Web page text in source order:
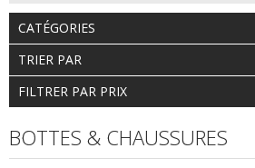
CATÉGORIES
TRIER PAR
FILTRER PAR PRIX
BOTTES & CHAUSSURES